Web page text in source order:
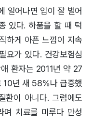
일어나면 입이 잘 벌어
있다. 하품을 할 때 턱
하게 아픈 느낌이 지속
요가 있다. 건강보험심
환자는 2011년 약 27
10년 새 58%나 급증했
환이 아니다. 그럼에도
며 치료를 미루다 만성